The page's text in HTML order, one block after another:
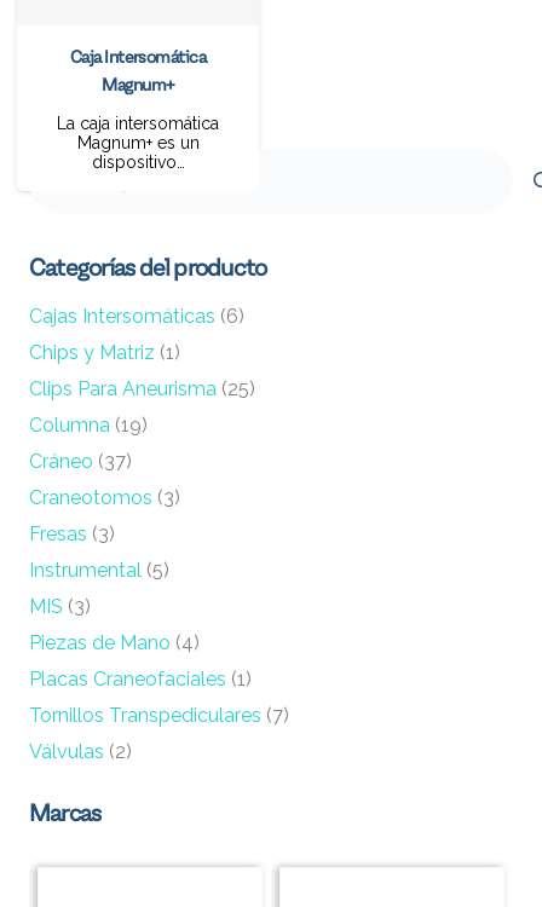
Caja Intersomática
Magnum+
La caja intersomática
Magnum+ es un
dispositivo…
por:
Categorías del producto
Cajas Intersomáticas (6)
Chips y Matriz (1)
Clips Para Aneurisma (25)
Columna (19)
Cráneo (37)
Craneotomos (3)
Fresas (3)
Instrumental (5)
MIS (3)
Piezas de Mano (4)
Placas Craneofaciales (1)
Tornillos Transpediculares (7)
Válvulas (2)
Marcas